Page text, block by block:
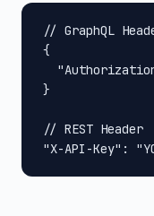
// GraphQL
{
}
// REST Header
"X-API-Key":